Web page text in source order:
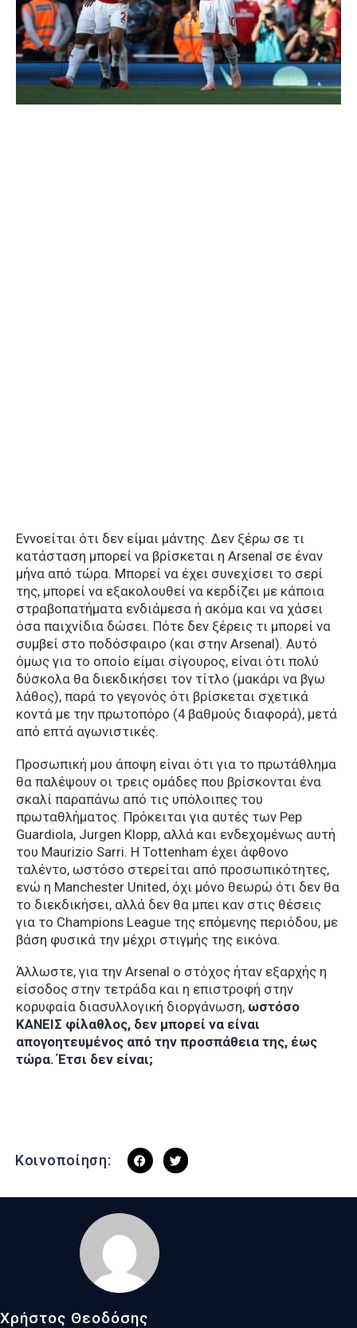
Εννοείται ότι δεν είμαι μάντης. Δεν ξέρω σε τι
κατάσταση μπορεί να βρίσκεται η Arsenal σε έναν
μήνα από τώρα. Μπορεί να έχει συνεχίσει το σερί
της, μπορεί να εξακολουθεί να κερδίζει με κάποια
στραβοπατήματα ενδιάμεσα ή ακόμα και να χάσει
όσα παιχνίδια δώσει. Πότε δεν ξέρεις τι μπορεί να
συμβεί στο ποδόσφαιρο (και στην Arsenal). Αυτό
όμως για το οποίο είμαι σίγουρος, είναι ότι πολύ
δύσκολα θα διεκδικήσει τον τίτλο (μακάρι να βγω
λάθος), παρά το γεγονός ότι βρίσκεται σχετικά
κοντά με την πρωτοπόρο (4 βαθμούς διαφορά), μετά
από επτά αγωνιστικές.
Προσωπική μου άποψη είναι ότι για το πρωτάθλημα
θα παλέψουν οι τρεις ομάδες που βρίσκονται ένα
σκαλί παραπάνω από τις υπόλοιπες του
πρωταθλήματος. Πρόκειται για αυτές των Pep
Guardiola, Jurgen Klopp, αλλά και ενδεχομένως αυτή
του Maurizio Sarri. Η Tottenham έχει άφθονο
ταλέντο, ωστόσο στερείται από προσωπικότητες,
ενώ η Manchester United, όχι μόνο θεωρώ ότι δεν θα
το διεκδικήσει, αλλά δεν θα μπει καν στις θέσεις
για το Champions League της επόμενης περιόδου, με
βάση φυσικά την μέχρι στιγμής της εικόνα.
Άλλωστε, για την Arsenal ο στόχος ήταν εξαρχής η
είσοδος στην τετράδα και η επιστροφή στην
κορυφαία διασυλλογική διοργάνωση, ωστόσο
ΚΑΝΕΙΣ φίλαθλος, δεν μπορεί να είναι
απογοητευμένος από την προσπάθεια της, έως
τώρα. Έτσι δεν είναι;
Κοινοποίηση:
Χρήστος Θεοδόσης